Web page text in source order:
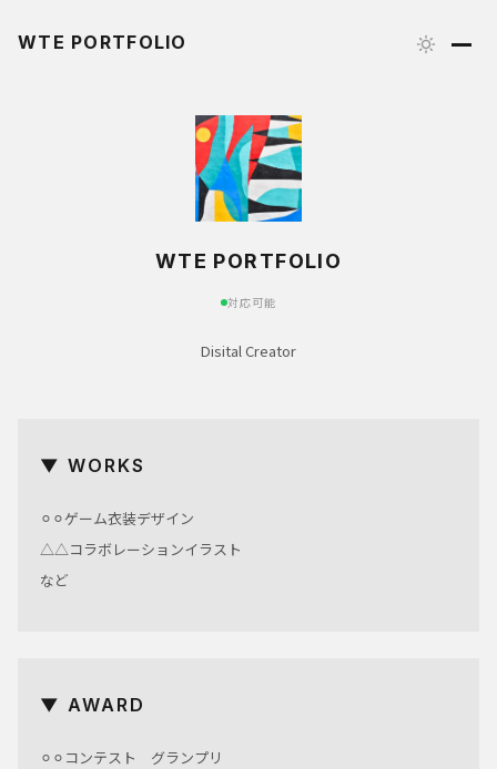
WTE PORTFOLIO
WTE PORTFOLIO
対応可能
Disital Creator
▼ WORKS
⚪︎⚪︎ゲーム衣装デザイン
△△コラボレーションイラスト
など
▼ AWARD
⚪︎⚪︎コンテスト グランプリ